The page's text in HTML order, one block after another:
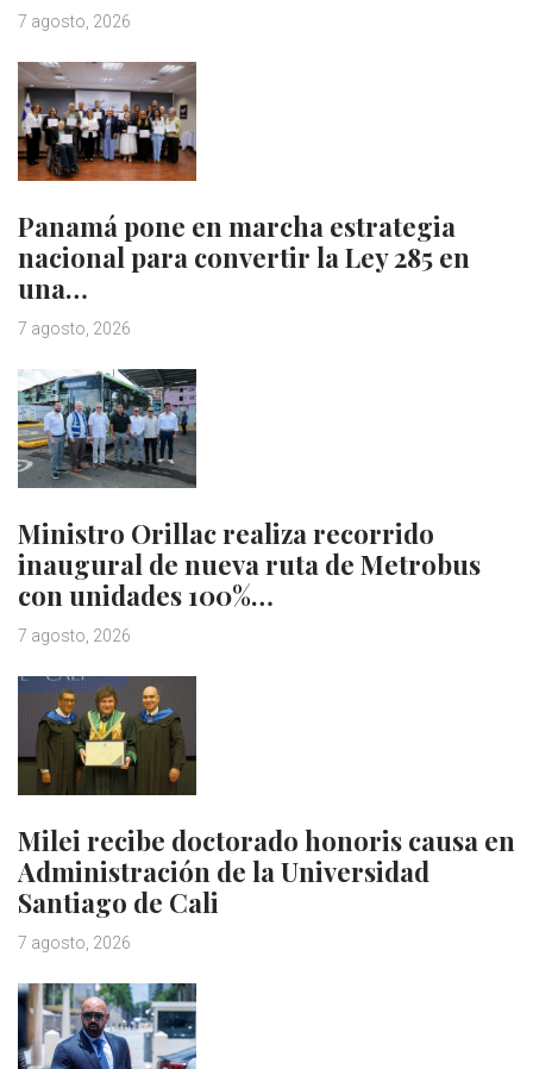
7 agosto, 2026
Panamá pone en marcha estrategia
nacional para convertir la Ley 285 en
una…
7 agosto, 2026
Ministro Orillac realiza recorrido
inaugural de nueva ruta de Metrobus
con unidades 100%…
7 agosto, 2026
Milei recibe doctorado honoris causa en
Administración de la Universidad
Santiago de Cali
7 agosto, 2026